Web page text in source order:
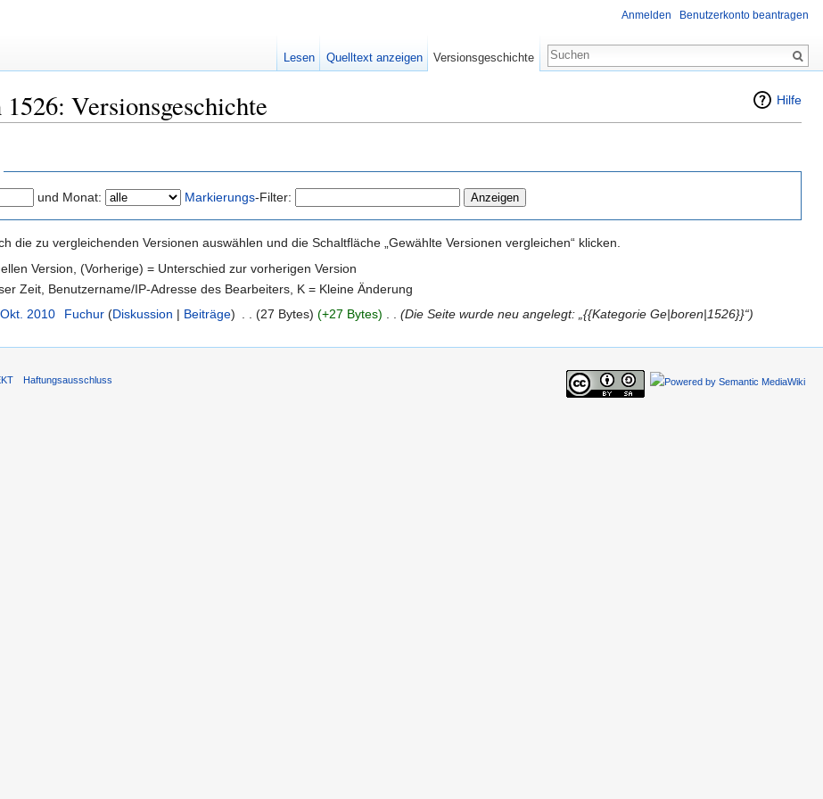
Hilfe
Versionsgeschichte
und Monat: Markierungs-Filter:
die zu vergleichenden Versionen auswählen und die Schaltfläche „Gewählte Versionen vergleichen“ klicken.
Version, (Vorherige) = Unterschied zur vorherigen Version
Zeit, Benutzername/IP-Adresse des Bearbeiters, K = Kleine Änderung
2010 Fuchur (Diskussion | Beiträge) (27 Bytes) (+27 Bytes) (Die Seite wurde neu angelegt: „{{Kategorie Ge|boren|1526}}“)
Anmelden Benutzerkonto beantragen
Lesen Quelltext anzeigen Versionsgeschichte
Haftungsausschluss